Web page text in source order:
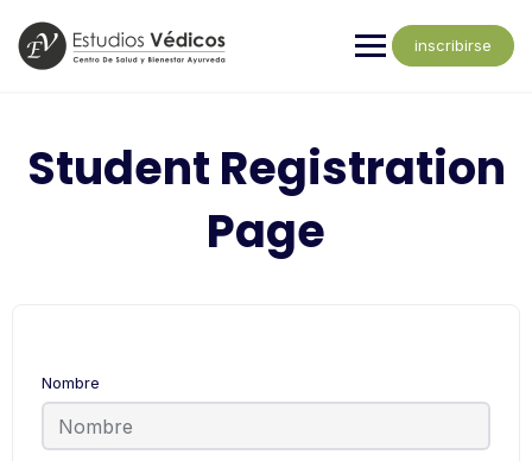
inscribirse
Student Registration
Page
Nombre